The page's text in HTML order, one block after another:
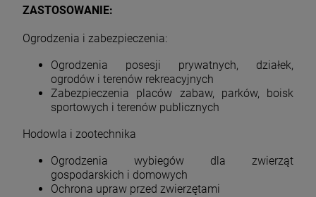
ZASTOSOWANIE:
Ogrodzenia i zabezpieczenia:
Ogrodzenia posesji prywatnych, działek,
ogrodów i terenów rekreacyjnych
Zabezpieczenia placów zabaw, parków, boisk
sportowych i terenów publicznych
Hodowla i zootechnika
Ogrodzenia wybiegów dla zwierząt
gospodarskich i domowych
Ochrona upraw przed zwierzętami